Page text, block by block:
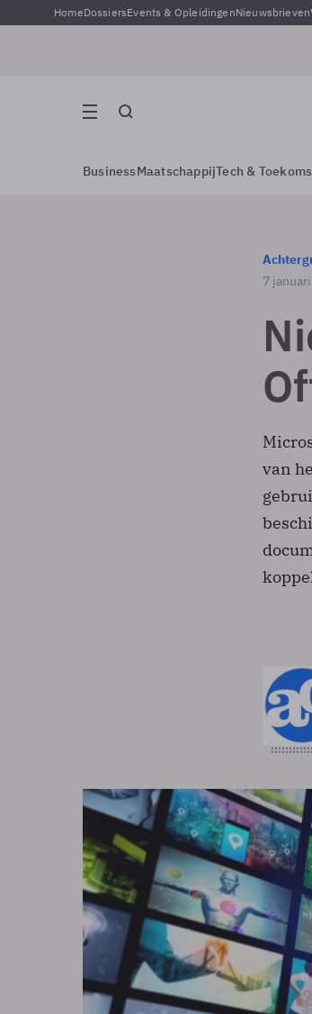
HomeDossiersEvents & OpleidingenNieuwsbrieven
BusinessMaatschappijTech &
7
van